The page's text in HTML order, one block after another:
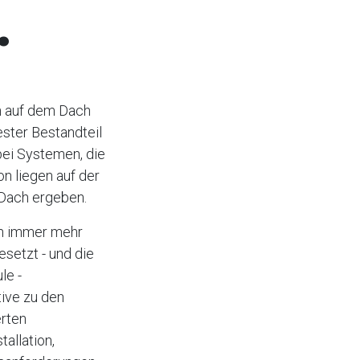
dem Dach
Bestandteil
Systemen, die
liegen auf der
ergeben.
immer mehr
- und die
-
zu den